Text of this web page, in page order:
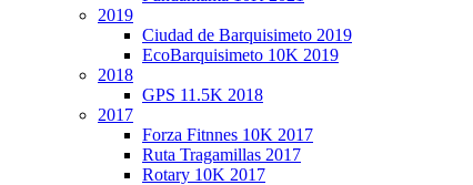
2019
Ciudad de Barquisimeto 2019
EcoBarquisimeto 10K 2019
2018
GPS 11.5K 2018
2017
Forza Fitnnes 10K 2017
Ruta Tragamillas 2017
Rotary 10K 2017